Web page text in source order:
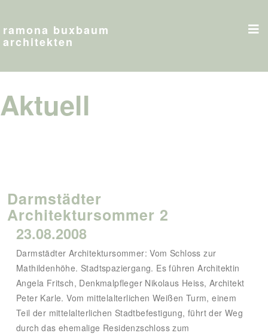
ramona buxbaum
architekten
Aktuell
Darmstädter
Architektursommer 2
23.08.2008
Darmstädter Architektursommer: Vom Schloss zur
Mathildenhöhe. Stadtspaziergang. Es führen Architektin
Angela Fritsch, Denkmalpfleger Nikolaus Heiss, Architekt
Peter Karle. Vom mittelalterlichen Weißen Turm, einem
Teil der mittelalterlichen Stadtbefestigung, führt der Weg
durch das ehemalige Residenzschloss zum